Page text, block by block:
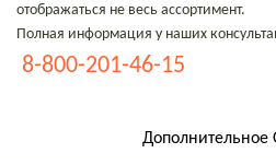
отображаться не весь ассортимент.
Полная информация у наших
8-800-201-46-15
Дополнительное